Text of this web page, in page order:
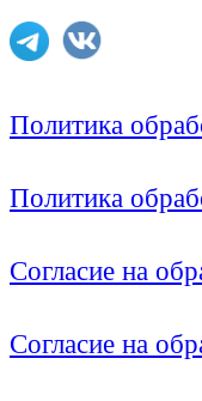
Политика
Политика
Согласие на
Согласие на